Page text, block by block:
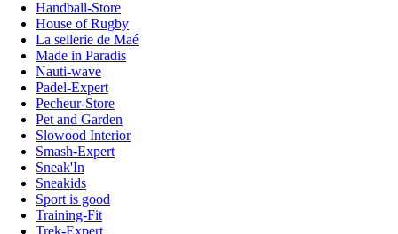
Handball-Store
House of Rugby
La sellerie de Maé
Made in Paradis
Nauti-wave
Padel-Expert
Pecheur-Store
Pet and Garden
Slowood Interior
Smash-Expert
Sneak'In
Sneakids
Sport is good
Training-Fit